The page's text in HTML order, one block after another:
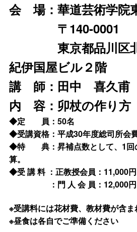
会 場：華道芸術学院
〒140-0001
東京都品川区北
紀伊国屋ビル２階
講 師：田中 喜久甫
内 容：卯杖の作り方
◆定 員：50名
◆受講資格：平成30年度総司所会費
◆特 典：昇補点数として、1回
算。
◆受 講 料 ：正教授会員：11,000円
：門 人 会 員：12,000円（
※受講料には花材費、教材費が含ま
※昼食は各自でご準備ください